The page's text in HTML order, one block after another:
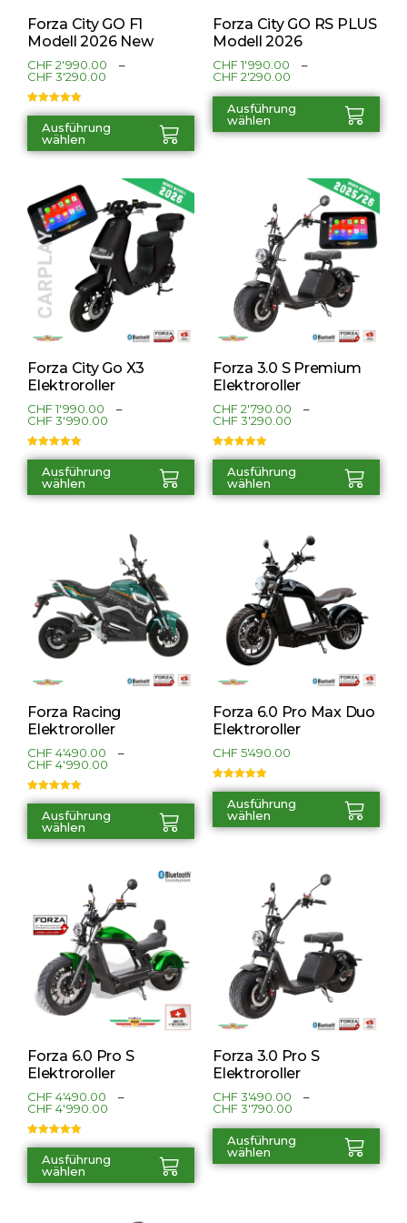
Forza City GO F1
Modell 2026 New
CHF2'990.00
–
CHF3'290.00
Bewertet mit
5.00von 5
Ausführung
wählen
Forza City GO RS PLUS
Modell 2026
CHF1'990.00
–
CHF2'290.00
Ausführung
wählen
Forza City Go X3
Elektroroller
CHF1'990.00
–
CHF3'990.00
Bewertet mit
5.00von 5
Ausführung
wählen
Forza 3.0 S Premium
Elektroroller
CHF2'790.00
–
CHF3'290.00
Bewertet mit
5.00von 5
Ausführung
wählen
Forza Racing
Elektroroller
CHF4'490.00
–
CHF4'990.00
Bewertet mit
5.00von 5
Ausführung
wählen
Forza 6.0 Pro Max Duo
Elektroroller
CHF5'490.00
Bewertet mit
5.00von 5
Ausführung
wählen
Forza 6.0 Pro S
Elektroroller
CHF4'490.00
–
CHF4'990.00
Bewertet mit
5.00von 5
Ausführung
wählen
Forza 3.0 Pro S
Elektroroller
CHF3'490.00
–
CHF3'790.00
Ausführung
wählen